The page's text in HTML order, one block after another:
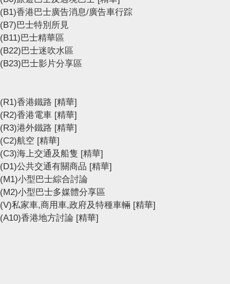
(B1)香港巴士廣告消息/廣告車行踪
(B7)巴士特別所見
(B11)巴士精華區
(B22)巴士迷吹水區
(B23)巴士影片分享區
(R1)香港鐵路 [精華]
(R2)香港電車 [精華]
(R3)港外鐵路 [精華]
(C2)航空 [精華]
(C3)海上交通及船隻 [精華]
(D1)公共交通有關商品 [精華]
(M1)小型巴士綜合討論
(M2)小型巴士多媒體分享區
(V)私家車,商用車,政府及特種車輛 [精華]
(A10)香港地方討論 [精華]